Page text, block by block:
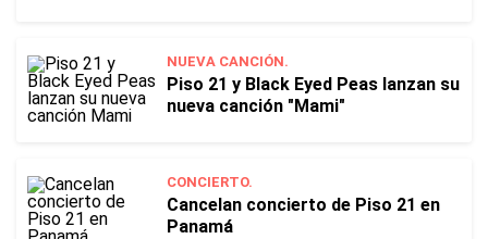
NUEVA CANCIÓN.
Piso 21 y Black Eyed Peas lanzan su
nueva canción "Mami"
CONCIERTO.
Cancelan concierto de Piso 21 en
Panamá